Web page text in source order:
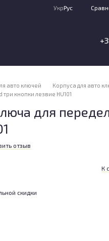
УкрРус
авто ключей
Корпуса для авто
кнопки лезвие HU101
для
отзыв
К
скидки